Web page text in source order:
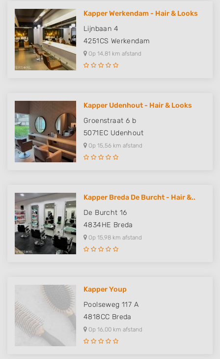
Kapper Werkendam - Hair & Looks
Lijnbaan 4
4251CS Werkendam
Op 14,81 km afstand
Kapper Udenhout - Hair & Looks
Groenstraat 6 b
5071EC Udenhout
Op 15,56 km afstand
Kapper Breda De Burcht - Hair &..
De Burcht 16
4834HE Breda
Op 15,98 km afstand
Kapper Youp
Poolseweg 117 A
4818CC Breda
Op 16,00 km afstand